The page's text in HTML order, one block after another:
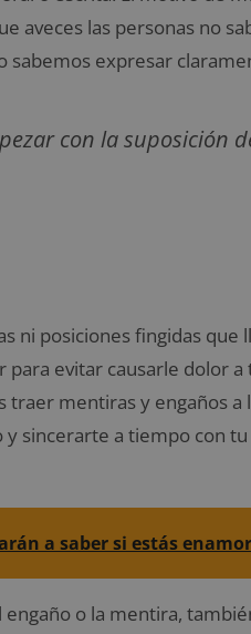
aveces las personas no
expresar
con la suposición
ni posiciones fingidas que
evitar causarle dolor a
mentiras y engaños a
sincerarte a tiempo con
a saber si estás
o la mentira,